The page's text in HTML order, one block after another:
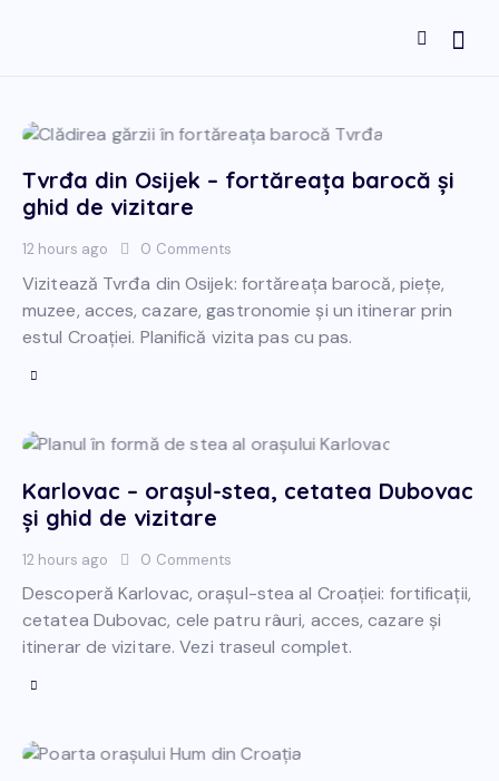
Tvrđa din Osijek – fortăreața barocă și
ghid de vizitare
12 hours ago 0 Comments
Vizitează Tvrđa din Osijek: fortăreața barocă, piețe,
muzee, acces, cazare, gastronomie și un itinerar prin
estul Croației. Planifică vizita pas cu pas.
Karlovac – orașul-stea, cetatea Dubovac
și ghid de vizitare
12 hours ago 0 Comments
Descoperă Karlovac, orașul-stea al Croației: fortificații,
cetatea Dubovac, cele patru râuri, acces, cazare și
itinerar de vizitare. Vezi traseul complet.